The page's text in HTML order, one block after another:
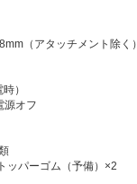
（アタッチメント除く）
）
源オフ
ッパーゴム（予備）×2